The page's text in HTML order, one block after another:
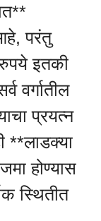
परंतु
रुपये इतकी
वर्गातील
प्रयत्न
**लाडक्या
होण्यास
स्थितीत